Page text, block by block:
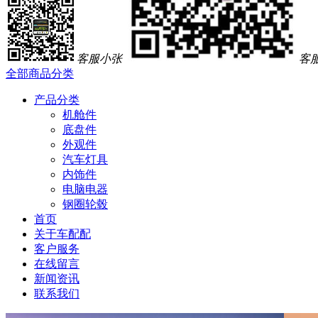
客服小张
客
全部商品分类
产品分类
机舱件
底盘件
外观件
汽车灯具
内饰件
电脑电器
钢圈轮毂
首页
关于车配配
客户服务
在线留言
新闻资讯
联系我们